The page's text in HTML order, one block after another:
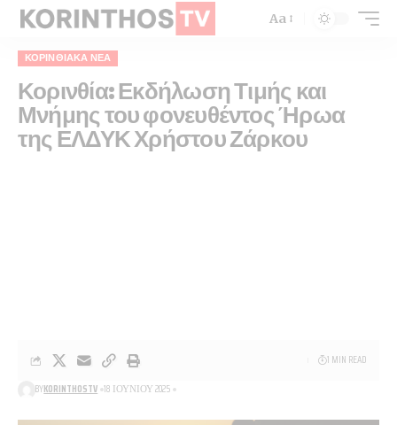
Aa
ΚΟΡΙΝΘΙΑΚΆ ΝΈΑ
Κορινθία: Εκδήλωση Τιμής και
Μνήμης του φονευθέντος Ήρωα
της ΕΛΔΥΚ Χρήστου Ζάρκου
BYKORINTHOSTV 18 ΙΟΥΝΊΟΥ 2025
1 MIN READ